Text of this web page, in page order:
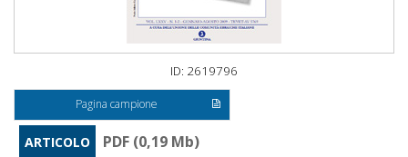
ID: 2619796
Pagina campione
ARTICOLO
PDF (0,19 Mb)